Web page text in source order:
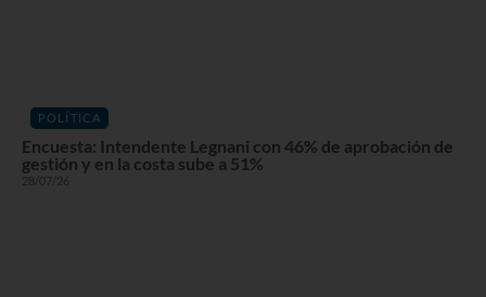
POLÍTICA
Encuesta: Intendente Legnani con 46% de aprobación de
gestión y en la costa sube a 51%
28/07/26